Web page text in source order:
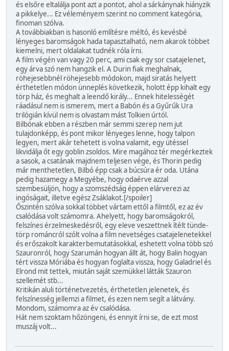
és elsőre eltalálja pont azt a pontot, ahol a sárkánynak hiányzik
a pikkelye... Ez véleményem szerint no comment kategória,
finoman szólva.
A továbbiakban is hasonló említésre méltó, és kevésbé
lényeges baromságok hada tapasztalható, nem akarok többet
kiemelni, mert oldalakat tudnék róla írni.
A film végén van vagy 20 perc, ami csak egy sor csatajelenet,
egy árva szó nem hangzik el. A Durin fiak meghalnak,
röhejesebbnél röhejesebb módokon, majd siratás helyett
érthetetlen módon ünneplés következik, holott épp kihalt egy
törp ház, és meghalt a leendő király... Ennek hitelességét
ráadásul nem is ismerem, mert a Babón és a Gyűrűk Ura
trilógián kívül nem is olvastam mást Tolkien úrtól.
Bilbónak ebben a részben már semmi szerep nem jut
tulajdonképp, és pont mikor lényeges lenne, hogy talpon
legyen, mert akár tehetett is volna valamit, egy ütéssel
likvidálja őt egy goblin zsoldos. Mire magához tér megérkeztek
a sasok, a csatának majdnem teljesen vége, és Thorin pedig
már menthetetlen, Bilbó épp csak a búcsúra ér oda. Utána
pedig hazamegy a Megyébe, hogy odaérve azzal
szembesüljön, hogy a szomszédság éppen elárverezi az
ingóságait, illetve egész Zsáklakot.[/spoiler]
Őszintén szólva sokkal többet vártam ettől a filmtől, ez az év
csalódása volt számomra. Ahelyett, hogy baromságokról,
felszínes érzelmeskedésről, egy eleve veszettnek ítélt tünde-
törp románcról szólt volna a film nevetséges csatajelenetekkel
és erőszakolt karakterbemutatásokkal, eshetett volna több szó
Szauronról, hogy Szarumán hogyan állt át, hogy Balin hogyan
tért vissza Móriába és hogyan foglalta vissza, hogy Galadriel és
Elrond mit tettek, miután saját szemükkel látták Szauron
szellemét stb...
Kritikán aluli történetvezetés, érthetetlen jelenetek, és
felszínesség jellemzi a filmet, és ezen nem segít a látvány.
Mondom, számomra az év csalódása.
Hát nem szoktam hőzöngeni, és ennyit írni se, de ezt most
muszáj volt...